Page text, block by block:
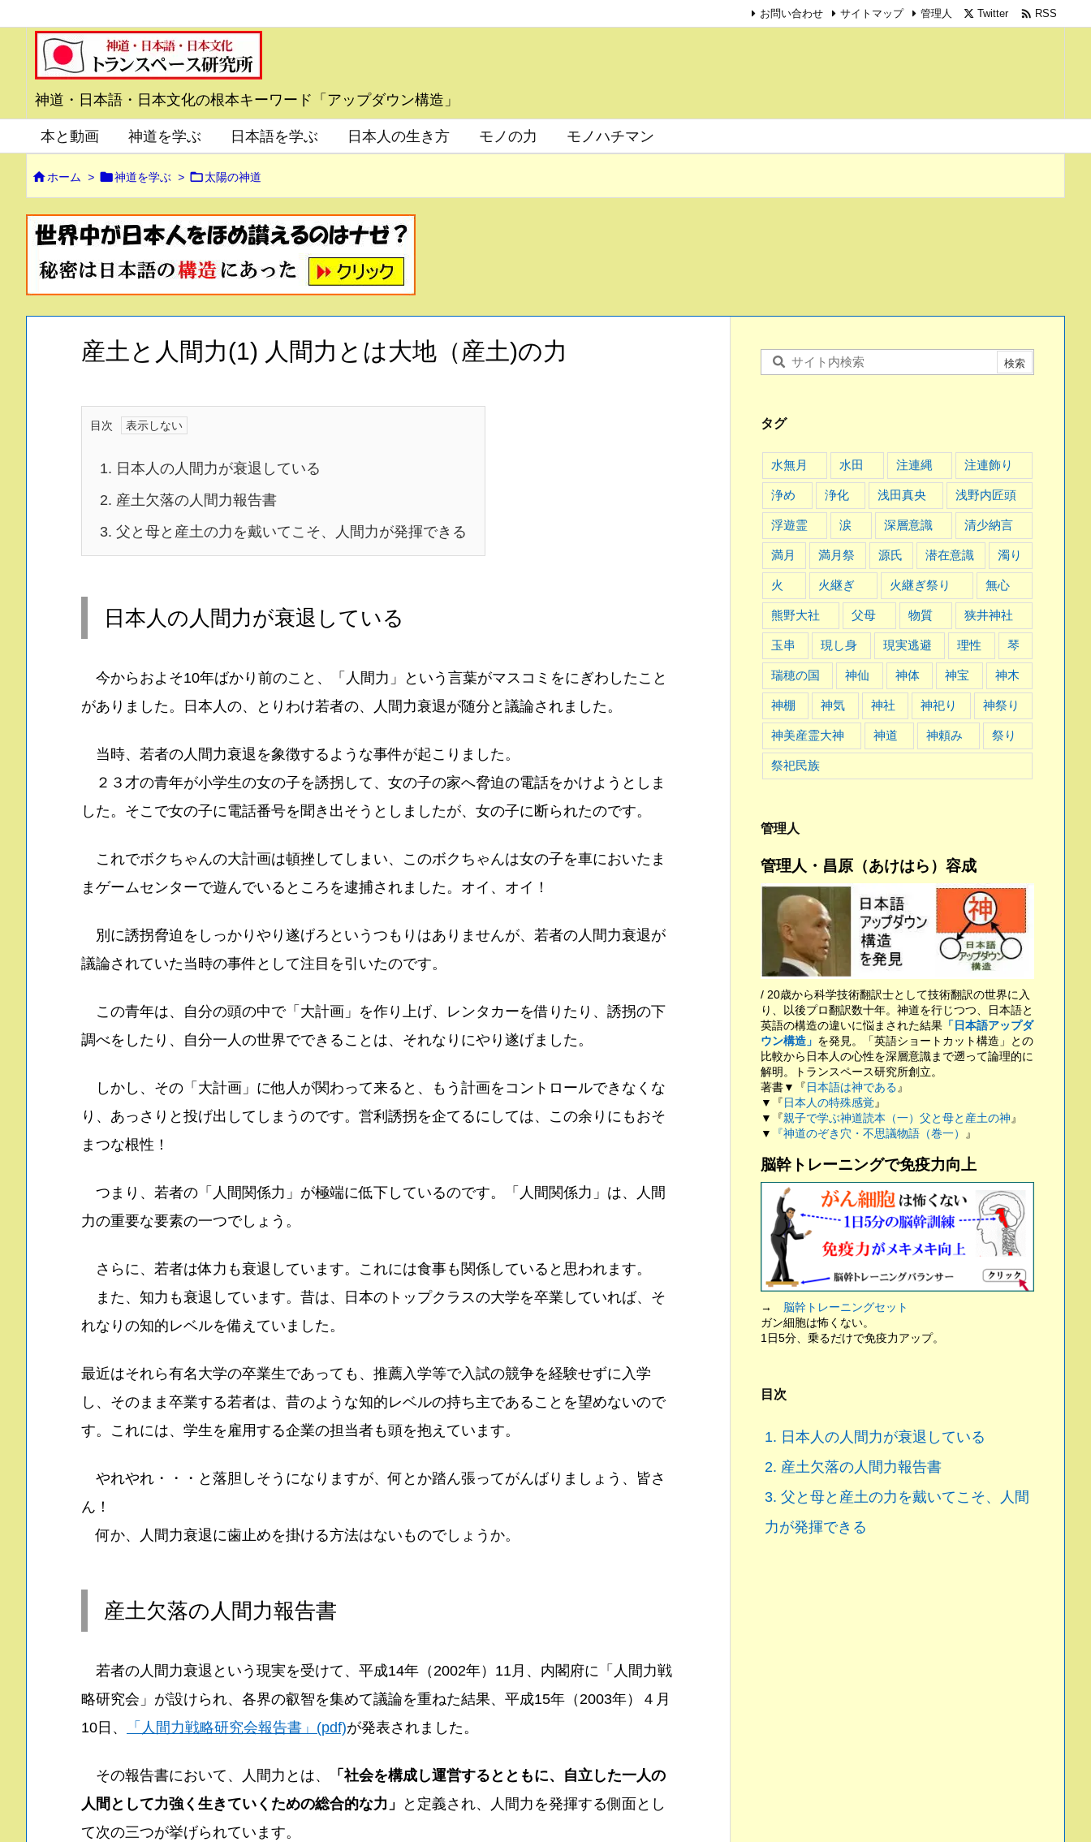
神道・日本語・日本文化の根本キーワード「アップダウン構造」
本と動画 神道を学ぶ 日本語を学ぶ 日本人の生き方 モノの力 モノハチマン
お問い合わせ サイトマップ 管理人 Twitter  RSS
ホーム > 神道を学ぶ > 太陽の神道
産土と人間力(1) 人間力とは大地（産土)の力
目次
1. 日本人の人間力が衰退している
2. 産土欠落の人間力報告書
3. 父と母と産土の力を戴いてこそ、人間力が発揮できる
日本人の人間力が衰退している
今からおよそ10年ばかり前のこと、「人間力」という言葉がマスコミをにぎわしたこと
がありました。日本人の、とりわけ若者の、人間力衰退が随分と議論されました。
当時、若者の人間力衰退を象徴するような事件が起こりました。
２３才の青年が小学生の女の子を誘拐して、女の子の家へ脅迫の電話をかけようとしま
した。そこで女の子に電話番号を聞き出そうとしましたが、女の子に断られたのです。
これでボクちゃんの大計画は頓挫してしまい、このボクちゃんは女の子を車においたま
まゲームセンターで遊んでいるところを逮捕されました。オイ、オイ！
別に誘拐脅迫をしっかりやり遂げろというつもりはありませんが、若者の人間力衰退が
議論されていた当時の事件として注目を引いたのです。
この青年は、自分の頭の中で「大計画」を作り上げ、レンタカーを借りたり、誘拐の下
調べをしたり、自分一人の世界でできることは、それなりにやり遂げました。
しかし、その「大計画」に他人が関わって来ると、もう計画をコントロールできなくな
り、あっさりと投げ出してしまうのです。営利誘拐を企てるにしては、この余りにもおそ
まつな根性！
つまり、若者の「人間関係力」が極端に低下しているのです。「人間関係力」は、人間
力の重要な要素の一つでしょう。
さらに、若者は体力も衰退しています。これには食事も関係していると思われます。
また、知力も衰退しています。昔は、日本のトップクラスの大学を卒業していれば、そ
れなりの知的レベルを備えていました。
最近はそれら有名大学の卒業生であっても、推薦入学等で入試の競争を経験せずに入学
し、そのまま卒業する若者は、昔のような知的レベルの持ち主であることを望めないので
す。これには、学生を雇用する企業の担当者も頭を抱えています。
やれやれ・・・と落胆しそうになりますが、何とか踏ん張ってがんばりましょう、皆さ
ん！
何か、人間力衰退に歯止めを掛ける方法はないものでしょうか。
産土欠落の人間力報告書
若者の人間力衰退という現実を受けて、平成14年（2002年）11月、内閣府に「人間力戦
略研究会」が設けられ、各界の叡智を集めて議論を重ねた結果、平成15年（2003年）４月
10日、
「人間力戦略研究会報告書」(pdf)が発表されました。
その報告書において、人間力とは、
「社会を構成し運営するとともに、自立した一人の
人間として力強く生きていくための総合的な力」
と定義され、人間力を発揮する側面とし
て次の三つが挙げられています。
タグ
水無月 水田 注連縄 注連飾り
浄め 浄化 浅田真央 浅野内匠頭
浮遊霊 涙 深層意識 清少納言
満月 満月祭 源氏 潜在意識 濁り
火 火継ぎ 火継ぎ祭り 無心
熊野大社 父母 物質 狭井神社
玉串 現し身 現実逃避 理性 琴
瑞穂の国 神仙 神体 神宝 神木
神棚 神気 神社 神祀り 神祭り
神美産霊大神 神道 神頼み 祭り
祭祀民族
管理人
管理人・昌原（あけはら）容成
/ 20歳から科学技術翻訳士として技術翻訳の世界に入
り、以後プロ翻訳数十年。神道を行じつつ、日本語と
英語の構造の違いに悩まされた結果 「日本語アップダ
ウン構造」 を発見。「英語ショートカット構造」との
比較から日本人の心性を深層意識まで遡って論理的に
解明。トランスペース研究所創立。
著書▼『日本語は神である 』
▼『日本人の特殊感覚 』
▼『親子で学ぶ神道読本（一）父と母と産土の神 』
▼
『神道のぞき穴・不思議物語（巻一） 』
脳幹トレーニングで免疫力向上
→ 脳幹トレーニングセット
ガン細胞は怖くない。
1日5分、乗るだけで免疫力アップ。
目次
1. 日本人の人間力が衰退している
2. 産土欠落の人間力報告書
3. 父と母と産土の力を戴いてこそ、人間
力が発揮できる